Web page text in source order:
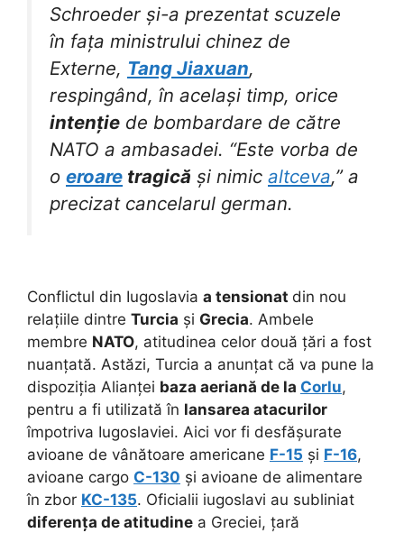
Schroeder și-a prezentat scuzele
în fața ministrului chinez de
Externe, Tang Jiaxuan,
respingând, în același timp, orice
intenție de bombardare de către
NATO a ambasadei. “Este vorba de
o eroare tragică și nimic altceva,” a
precizat cancelarul german.
Conflictul din Iugoslavia a tensionat din nou
relațiile dintre Turcia și Grecia. Ambele
membre NATO, atitudinea celor două țări a fost
nuanțată. Astăzi, Turcia a anunțat că va pune la
dispoziția Alianței baza aeriană de la Corlu,
pentru a fi utilizată în lansarea atacurilor
împotriva Iugoslaviei. Aici vor fi desfășurate
avioane de vânătoare americane F-15 și F-16,
avioane cargo C-130 și avioane de alimentare
în zbor KC-135. Oficialii iugoslavi au subliniat
diferența de atitudine a Greciei, țară